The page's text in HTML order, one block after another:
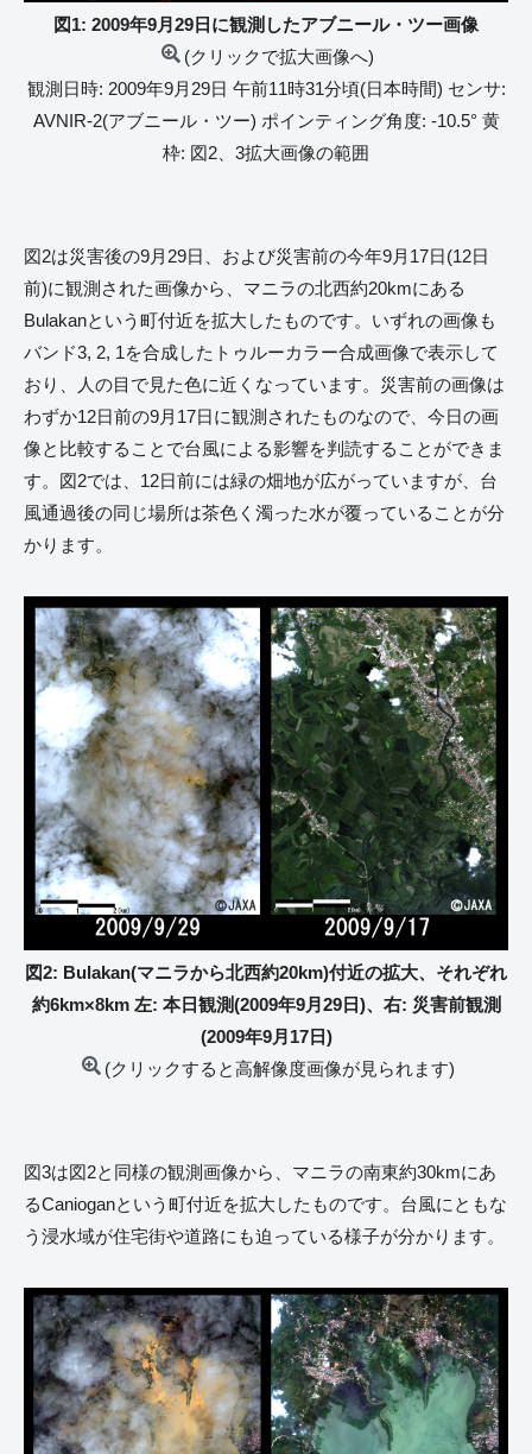
図1: 2009年9月29日に観測したアブニール・ツー画像
(クリックで拡大画像へ)
観測日時: 2009年9月29日 午前11時31分頃(日本時間) センサ:
AVNIR-2(アブニール・ツー) ポインティング角度: -10.5° 黄
枠: 図2、3拡大画像の範囲
図2は災害後の9月29日、および災害前の今年9月17日(12日
前)に観測された画像から、マニラの北西約20kmにある
Bulakanという町付近を拡大したものです。いずれの画像も
バンド3, 2, 1を合成したトゥルーカラー合成画像で表示して
おり、人の目で見た色に近くなっています。災害前の画像は
わずか12日前の9月17日に観測されたものなので、今日の画
像と比較することで台風による影響を判読することができま
す。図2では、12日前には緑の畑地が広がっていますが、台
風通過後の同じ場所は茶色く濁った水が覆っていることが分
かります。
図2: Bulakan(マニラから北西約20km)付近の拡大、それぞれ
約6km×8km 左: 本日観測(2009年9月29日)、右: 災害前観測
(2009年9月17日)
(クリックすると高解像度画像が見られます)
図3は図2と同様の観測画像から、マニラの南東約30kmにあ
るCanioganという町付近を拡大したものです。台風にともな
う浸水域が住宅街や道路にも迫っている様子が分かります。